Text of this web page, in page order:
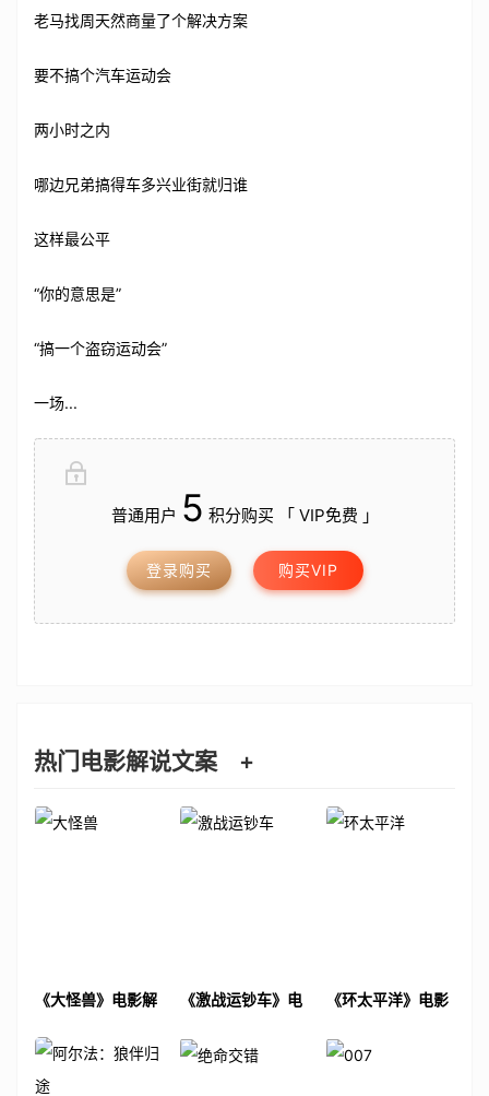
老马找周天然商量了个解决方案
要不搞个汽车运动会
两小时之内
哪边兄弟搞得车多兴业街就归谁
这样最公平
“你的意思是”
“搞一个盗窃运动会”
一场...
普通用户 5 积分购买 「 VIP免费 」
登录购买 购买VIP
热门电影解说文案 +
《大怪兽》电影解
《激战运钞车》电
《环太平洋》电影